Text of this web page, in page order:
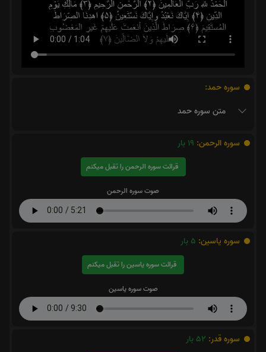
سوره حمد:
متن سوره حمد
سوره الرحمن: 19 بار
قرائت سوره الرحمن را تقبل میکنم
صوت سوره الرحمن
سوره یاسین: 5 بار
قرائت سوره یاسین را تقبل میکنم
صوت سوره یاسین
سوره قدر: 52 بار